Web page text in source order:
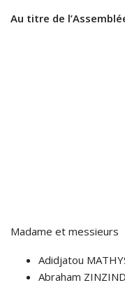
Au titre de
Madame et messieurs
Adidjatou
Abraham